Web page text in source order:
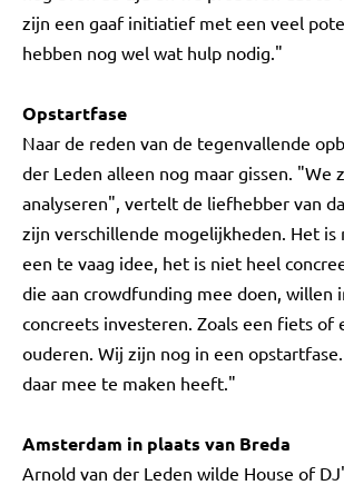
zijn een gaaf initiatief met een veel
hebben nog wel wat hulp nodig."
Opstartfase
Naar de reden van de tegenvallende
der Leden alleen nog maar gissen. "We
analyseren", vertelt de liefhebber van
zijn verschillende mogelijkheden. Het is
een te vaag idee, het is niet heel
die aan crowdfunding mee doen, willen
concreets investeren. Zoals een fiets of
ouderen. Wij zijn nog in een
daar mee te maken heeft."
Amsterdam in plaats van Breda
Arnold van der Leden wilde House of